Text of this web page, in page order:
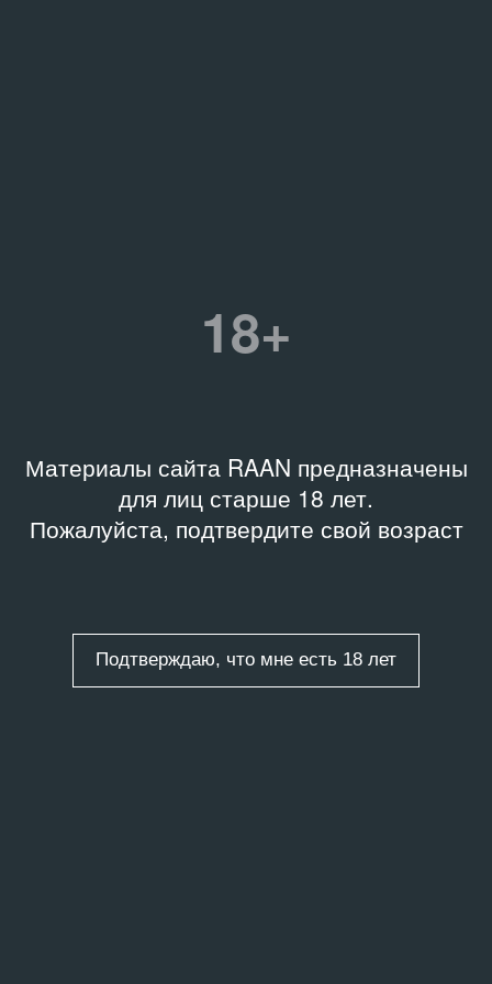
18+
Материалы сайта RAAN предназначены
для лиц старше 18 лет.
Пожалуйста, подтвердите свой возраст
Подтверждаю, что мне есть 18 лет